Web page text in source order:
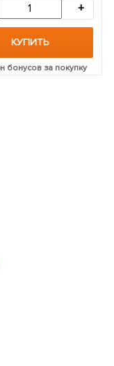
+
КУПИТЬ
бонусов за покупку